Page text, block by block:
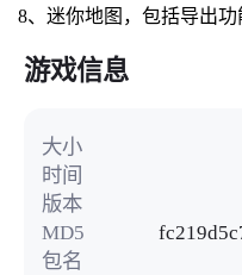
8、迷你地图，包括导出功
游戏信息
大小
时间
版本
MD5
包名